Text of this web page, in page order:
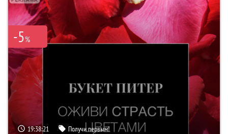
-5%
19:38:21 Получи первым!